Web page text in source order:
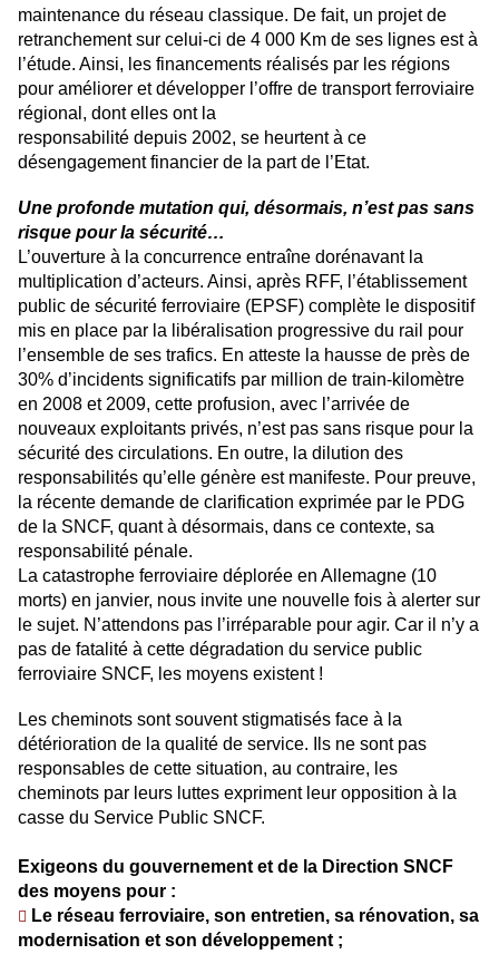
maintenance du réseau classique. De fait, un projet de
retranchement sur celui-ci de 4 000 Km de ses lignes est à
l’étude. Ainsi, les financements réalisés par les régions
pour améliorer et développer l’offre de transport ferroviaire
régional, dont elles ont la
responsabilité depuis 2002, se heurtent à ce
désengagement financier de la part de l’Etat.
Une profonde mutation qui, désormais, n’est pas sans
risque pour la sécurité…
L’ouverture à la concurrence entraîne dorénavant la
multiplication d’acteurs. Ainsi, après RFF, l’établissement
public de sécurité ferroviaire (EPSF) complète le dispositif
mis en place par la libéralisation progressive du rail pour
l’ensemble de ses trafics. En atteste la hausse de près de
30% d’incidents significatifs par million de train-kilomètre
en 2008 et 2009, cette profusion, avec l’arrivée de
nouveaux exploitants privés, n’est pas sans risque pour la
sécurité des circulations. En outre, la dilution des
responsabilités qu’elle génère est manifeste. Pour preuve,
la récente demande de clarification exprimée par le PDG
de la SNCF, quant à désormais, dans ce contexte, sa
responsabilité pénale.
La catastrophe ferroviaire déplorée en Allemagne (10
morts) en janvier, nous invite une nouvelle fois à alerter sur
le sujet. N’attendons pas l’irréparable pour agir. Car il n’y a
pas de fatalité à cette dégradation du service public
ferroviaire SNCF, les moyens existent !
Les cheminots sont souvent stigmatisés face à la
détérioration de la qualité de service. Ils ne sont pas
responsables de cette situation, au contraire, les
cheminots par leurs luttes expriment leur opposition à la
casse du Service Public SNCF.
Exigeons du gouvernement et de la Direction SNCF
des moyens pour :
􀃎 Le réseau ferroviaire, son entretien, sa rénovation, sa
modernisation et son développement ;